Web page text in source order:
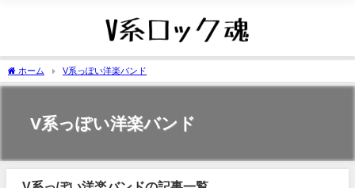
ホーム V系っぽい洋楽バンド
V系っぽい洋楽バンド